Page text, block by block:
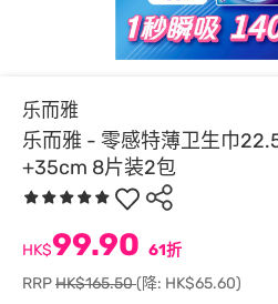
乐而雅
乐而雅 - 零感特薄卫生巾
+35cm 8片装2包
HK$99.90 61折
RRPHK$165.50(降: HK$65.60)